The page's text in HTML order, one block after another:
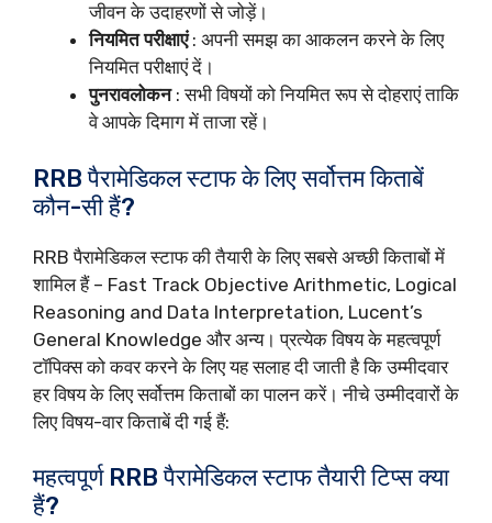
जीवन के उदाहरणों से जोड़ें।
नियमित परीक्षाएं: अपनी समझ का आकलन करने के लिए
नियमित परीक्षाएं दें।
पुनरावलोकन: सभी विषयों को नियमित रूप से दोहराएं ताकि
वे आपके दिमाग में ताजा रहें।
RRB पैरामेडिकल स्टाफ के लिए सर्वोत्तम किताबें
कौन-सी हैं?
RRB पैरामेडिकल स्टाफ की तैयारी के लिए सबसे अच्छी किताबों में
शामिल हैं – Fast Track Objective Arithmetic, Logical
Reasoning and Data Interpretation, Lucent’s
General Knowledge और अन्य। प्रत्येक विषय के महत्वपूर्ण
टॉपिक्स को कवर करने के लिए यह सलाह दी जाती है कि उम्मीदवार
हर विषय के लिए सर्वोत्तम किताबों का पालन करें। नीचे उम्मीदवारों के
लिए विषय-वार किताबें दी गई हैं:
महत्वपूर्ण RRB पैरामेडिकल स्टाफ तैयारी टिप्स क्या
हैं?